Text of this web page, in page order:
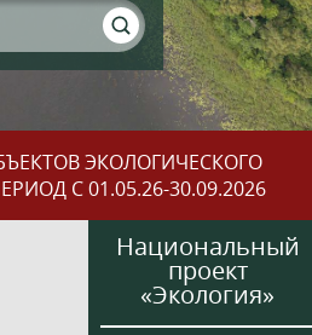
ЭКОЛОГИЧЕСКОГО
С 01.05.26-30.09.2026
Национальный
проект
«Экология»